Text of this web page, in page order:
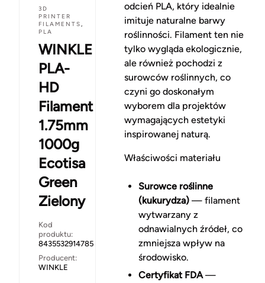
3D
PRINTER
FILAMENTS,
PLA
WINKLE
PLA-
HD
Filament
1.75mm
1000g
Ecotisa
Green
Zielony
Kod
produktu:
8435532914785
Producent:
WINKLE
odcień PLA, który idealnie
imituje naturalne barwy
roślinności. Filament ten nie
tylko wygląda ekologicznie,
ale również pochodzi z
surowców roślinnych, co
czyni go doskonałym
wyborem dla projektów
wymagających estetyki
inspirowanej naturą.
Właściwości materiału
Surowce roślinne
(kukurydza)— filament
wytwarzany z
odnawialnych źródeł, co
zmniejsza wpływ na
środowisko.
Certyfikat FDA—